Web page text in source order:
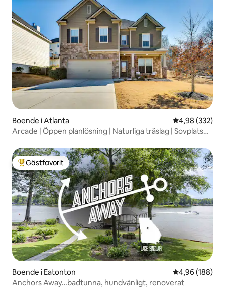
Boende i Atlanta 4,98 av 5 i
4,98 (332)
Arcade | Öppen planlösning | Naturliga träslag | Sovplatser
Populär gästfavorit
Gästfavorit
Boende i Eatonton 4,96 av 5 i
4,96 (188)
Anchors Away…badtunna, hundvänligt, renoverat